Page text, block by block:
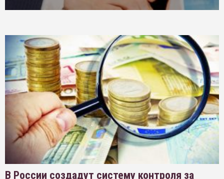
В России создадут систему контроля за